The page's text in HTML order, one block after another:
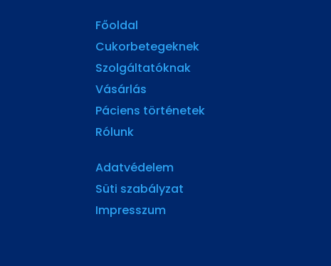
Főoldal
Cukorbetegeknek
Szolgáltatóknak
Vásárlás
Páciens történetek
Rólunk
Adatvédelem
Süti szabályzat
Impresszum